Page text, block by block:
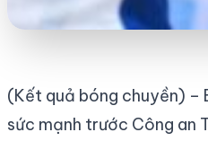
(Kết quả bóng chuyền) –
sức mạnh trước Công an